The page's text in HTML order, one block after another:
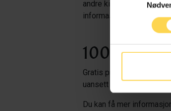
andre kilder i
Lovdata
informasjonen og
100 eller
Gratis prøvetilgang er
uansett størrelse, å be
Du kan få mer